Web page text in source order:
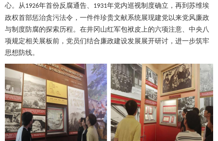
心。从1926年首份反腐通告、 1931年党内巡视制度确立，再到苏维埃
政权首部惩治贪污法令，一件件珍贵文献系统展现建党以来党风廉政
与制度防腐的探索历程。在井冈山红军包袱皮上的六项注意、中央八
项规定相关展板前，党员们结合廉政建设发展展开研讨，进一步筑牢
思想防线。